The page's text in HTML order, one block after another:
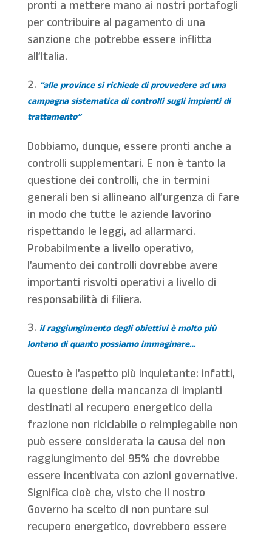
pronti a mettere mano ai nostri portafogli
per contribuire al pagamento di una
sanzione che potrebbe essere inflitta
all’Italia.
“alle province si richiede di provvedere ad una
campagna sistematica di controlli sugli impianti di
trattamento”
Dobbiamo, dunque, essere pronti anche a
controlli supplementari. E non è tanto la
questione dei controlli, che in termini
generali ben si allineano all’urgenza di fare
in modo che tutte le aziende lavorino
rispettando le leggi, ad allarmarci.
Probabilmente a livello operativo,
l’aumento dei controlli dovrebbe avere
importanti risvolti operativi a livello di
responsabilità di filiera.
il raggiungimento degli obiettivi è molto più
lontano di quanto possiamo immaginare…
Questo è l’aspetto più inquietante: infatti,
la questione della mancanza di impianti
destinati al recupero energetico della
frazione non riciclabile o reimpiegabile non
può essere considerata la causa del non
raggiungimento del 95% che dovrebbe
essere incentivata con azioni governative.
Significa cioè che, visto che il nostro
Governo ha scelto di non puntare sul
recupero energetico, dovrebbero essere